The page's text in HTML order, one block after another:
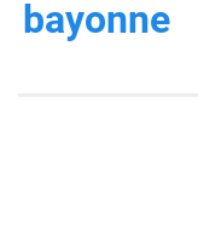
bayonne